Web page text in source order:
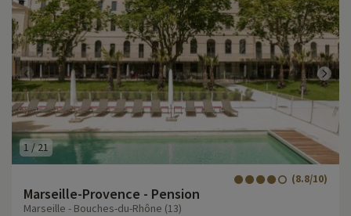
1 / 21
Marseille-Provence - Pension
(8.8/10)
Marseille - Bouches-du-Rhône (13)